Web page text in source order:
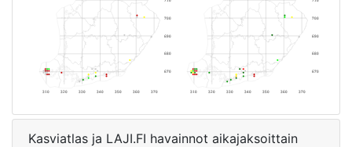
Kasviatlas ja LAJI.FI havainnot aikajaksoittain